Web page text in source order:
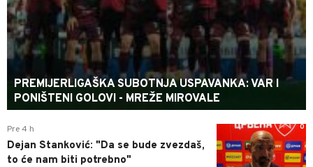
PREMIJERLIGAŠKA SUBOTNJA USPAVANKA: VAR I
PONIŠTENI GOLOVI - MREŽE MIROVALE
0
Pre 4 h
Dejan Stanković: "Da se bude zvezdaš,
to će nam biti potrebno"